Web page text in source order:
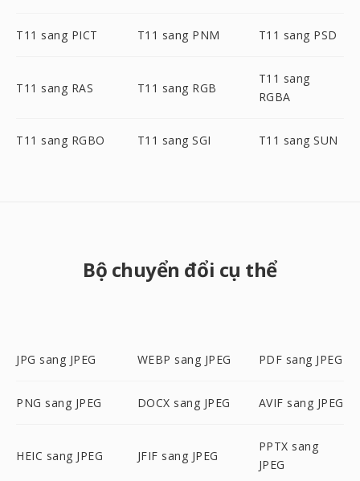
T11 sang PICT T11 sang PNM T11 sang PSD
T11 sang RAS T11 sang RGB
T11 sang
RGBA
T11 sang RGBO T11 sang SGI T11 sang SUN
Bộ chuyển đổi cụ thể
JPG sang JPEG WEBP sang JPEG PDF sang JPEG
PNG sang JPEG DOCX sang JPEG AVIF sang JPEG
HEIC sang JPEG JFIF sang JPEG
PPTX sang
JPEG